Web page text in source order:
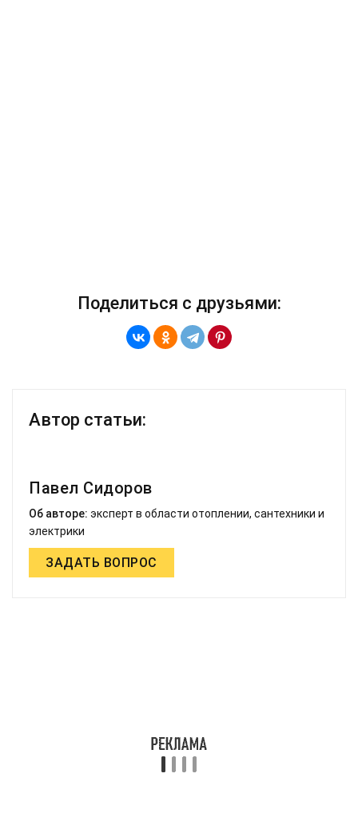
Поделиться с друзьями:
Автор статьи:
Павел Сидоров
Об авторе: эксперт в области отоплении, сантехники и
электрики
ЗАДАТЬ ВОПРОС